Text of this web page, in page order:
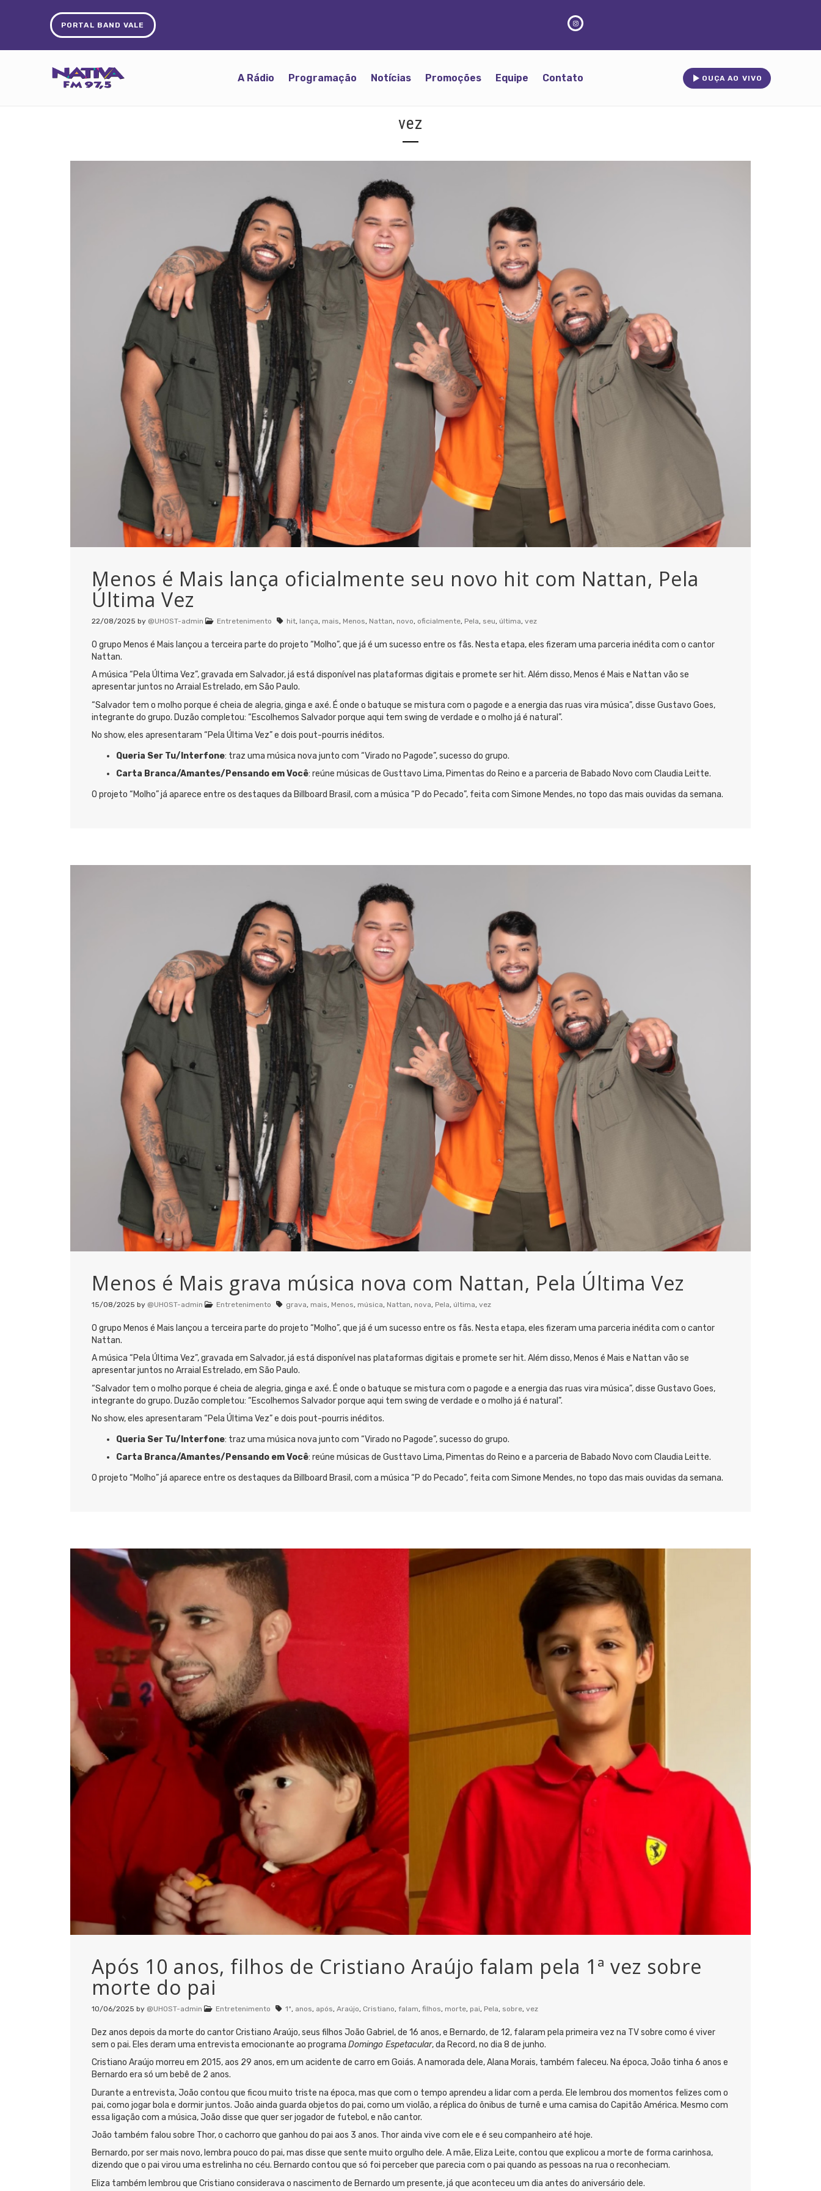
PORTAL BAND VALE
A Rádio Programação Notícias Promoções Equipe Contato OUÇA AO VIVO
vez
Menos é Mais lança oficialmente seu novo hit com Nattan, Pela
Última Vez
22/08/2025 by @UHOST-admin Entretenimento hit, lança, mais, Menos, Nattan, novo, oficialmente, Pela, seu, última, vez
O grupo Menos é Mais lançou a terceira parte do projeto “Molho”, que já é um sucesso entre os fãs. Nesta etapa, eles fizeram uma parceria inédita com o cantor
Nattan.
A música “Pela Última Vez”, gravada em Salvador, já está disponível nas plataformas digitais e promete ser hit. Além disso, Menos é Mais e Nattan vão se
apresentar juntos no Arraial Estrelado, em São Paulo.
“Salvador tem o molho porque é cheia de alegria, ginga e axé. É onde o batuque se mistura com o pagode e a energia das ruas vira música”, disse Gustavo Goes,
integrante do grupo. Duzão completou: “Escolhemos Salvador porque aqui tem swing de verdade e o molho já é natural”.
No show, eles apresentaram “Pela Última Vez” e dois pout-pourris inéditos.
Queria Ser Tu/Interfone: traz uma música nova junto com “Virado no Pagode”, sucesso do grupo.
Carta Branca/Amantes/Pensando em Você: reúne músicas de Gusttavo Lima, Pimentas do Reino e a parceria de Babado Novo com Claudia Leitte.
O projeto “Molho” já aparece entre os destaques da Billboard Brasil, com a música “P do Pecado”, feita com Simone Mendes, no topo das mais ouvidas da semana.
Menos é Mais grava música nova com Nattan, Pela Última Vez
15/08/2025 by @UHOST-admin Entretenimento grava, mais, Menos, música, Nattan, nova, Pela, última, vez
O grupo Menos é Mais lançou a terceira parte do projeto “Molho”, que já é um sucesso entre os fãs. Nesta etapa, eles fizeram uma parceria inédita com o cantor
Nattan.
A música “Pela Última Vez”, gravada em Salvador, já está disponível nas plataformas digitais e promete ser hit. Além disso, Menos é Mais e Nattan vão se
apresentar juntos no Arraial Estrelado, em São Paulo.
“Salvador tem o molho porque é cheia de alegria, ginga e axé. É onde o batuque se mistura com o pagode e a energia das ruas vira música”, disse Gustavo Goes,
integrante do grupo. Duzão completou: “Escolhemos Salvador porque aqui tem swing de verdade e o molho já é natural”.
No show, eles apresentaram “Pela Última Vez” e dois pout-pourris inéditos.
Queria Ser Tu/Interfone: traz uma música nova junto com “Virado no Pagode”, sucesso do grupo.
Carta Branca/Amantes/Pensando em Você: reúne músicas de Gusttavo Lima, Pimentas do Reino e a parceria de Babado Novo com Claudia Leitte.
O projeto “Molho” já aparece entre os destaques da Billboard Brasil, com a música “P do Pecado”, feita com Simone Mendes, no topo das mais ouvidas da semana.
Após 10 anos, filhos de Cristiano Araújo falam pela 1ª vez sobre
morte do pai
10/06/2025 by @UHOST-admin Entretenimento 1ª, anos, após, Araújo, Cristiano, falam, filhos, morte, pai, Pela, sobre, vez
Dez anos depois da morte do cantor Cristiano Araújo, seus filhos João Gabriel, de 16 anos, e Bernardo, de 12, falaram pela primeira vez na TV sobre como é viver
sem o pai. Eles deram uma entrevista emocionante ao programa Domingo Espetacular, da Record, no dia 8 de junho.
Cristiano Araújo morreu em 2015, aos 29 anos, em um acidente de carro em Goiás. A namorada dele, Alana Morais, também faleceu. Na época, João tinha 6 anos e
Bernardo era só um bebê de 2 anos.
Durante a entrevista, João contou que ficou muito triste na época, mas que com o tempo aprendeu a lidar com a perda. Ele lembrou dos momentos felizes com o
pai, como jogar bola e dormir juntos. João ainda guarda objetos do pai, como um violão, a réplica do ônibus de turnê e uma camisa do Capitão América. Mesmo com
essa ligação com a música, João disse que quer ser jogador de futebol, e não cantor.
João também falou sobre Thor, o cachorro que ganhou do pai aos 3 anos. Thor ainda vive com ele e é seu companheiro até hoje.
Bernardo, por ser mais novo, lembra pouco do pai, mas disse que sente muito orgulho dele. A mãe, Eliza Leite, contou que explicou a morte de forma carinhosa,
dizendo que o pai virou uma estrelinha no céu. Bernardo contou que só foi perceber que parecia com o pai quando as pessoas na rua o reconheciam.
Eliza também lembrou que Cristiano considerava o nascimento de Bernardo um presente, já que aconteceu um dia antes do aniversário dele.